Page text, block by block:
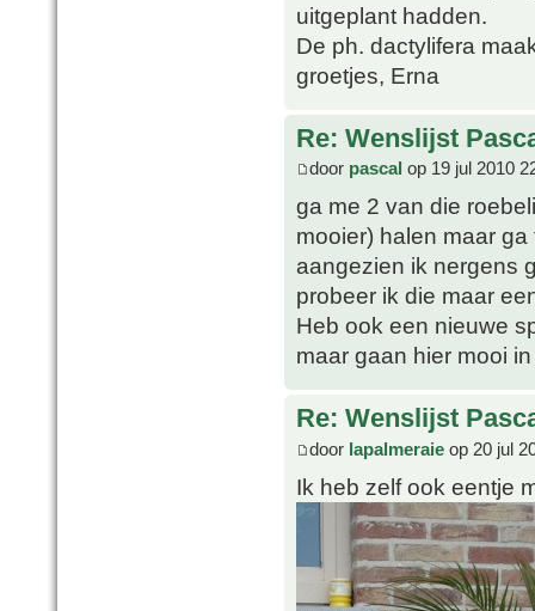
uitgeplant hadden.
De ph. dactylifera
groetjes, Erna
Re: Wenslijst
door pascal op 19 jul 2010
ga me 2 van die
mooier) halen maar
aangezien ik nergens
probeer ik die maar
Heb ook een nieuwe
maar gaan hier mooi
Re: Wenslijst
door lapalmeraie op 20 jul
Ik heb zelf ook eentje